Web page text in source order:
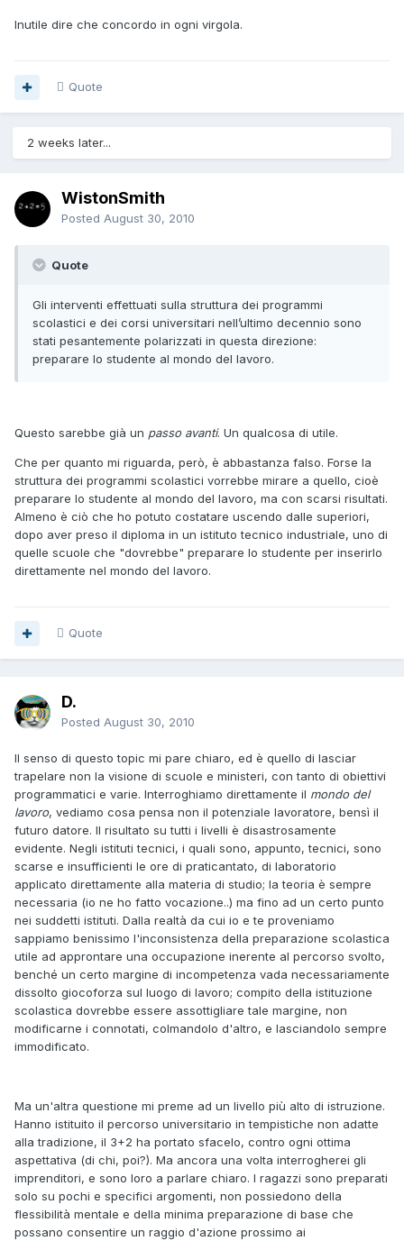
Inutile dire che concordo in ogni virgola.
Quote
2 weeks later...
WistonSmith
Posted August 30, 2010
Quote
Gli interventi effettuati sulla struttura dei programmi
scolastici e dei corsi universitari nell’ultimo decennio sono
stati pesantemente polarizzati in questa direzione:
preparare lo studente al mondo del lavoro.
Questo sarebbe già un passo avanti. Un qualcosa di utile.
Che per quanto mi riguarda, però, è abbastanza falso. Forse la
struttura dei programmi scolastici vorrebbe mirare a quello, cioè
preparare lo studente al mondo del lavoro, ma con scarsi risultati.
Almeno è ciò che ho potuto costatare uscendo dalle superiori,
dopo aver preso il diploma in un istituto tecnico industriale, uno di
quelle scuole che "dovrebbe" preparare lo studente per inserirlo
direttamente nel mondo del lavoro.
Quote
D.
Posted August 30, 2010
Il senso di questo topic mi pare chiaro, ed è quello di lasciar
trapelare non la visione di scuole e ministeri, con tanto di obiettivi
programmatici e varie. Interroghiamo direttamente il mondo del
lavoro, vediamo cosa pensa non il potenziale lavoratore, bensì il
futuro datore. Il risultato su tutti i livelli è disastrosamente
evidente. Negli istituti tecnici, i quali sono, appunto, tecnici, sono
scarse e insufficienti le ore di praticantato, di laboratorio
applicato direttamente alla materia di studio; la teoria è sempre
necessaria (io ne ho fatto vocazione..) ma fino ad un certo punto
nei suddetti istituti. Dalla realtà da cui io e te proveniamo
sappiamo benissimo l'inconsistenza della preparazione scolastica
utile ad approntare una occupazione inerente al percorso svolto,
benché un certo margine di incompetenza vada necessariamente
dissolto giocoforza sul luogo di lavoro; compito della istituzione
scolastica dovrebbe essere assottigliare tale margine, non
modificarne i connotati, colmandolo d'altro, e lasciandolo sempre
immodificato.
Ma un'altra questione mi preme ad un livello più alto di istruzione.
Hanno istituito il percorso universitario in tempistiche non adatte
alla tradizione, il 3+2 ha portato sfacelo, contro ogni ottima
aspettativa (di chi, poi?). Ma ancora una volta interrogherei gli
imprenditori, e sono loro a parlare chiaro. I ragazzi sono preparati
solo su pochi e specifici argomenti, non possiedono della
flessibilità mentale e della minima preparazione di base che
possano consentire un raggio d'azione prossimo ai